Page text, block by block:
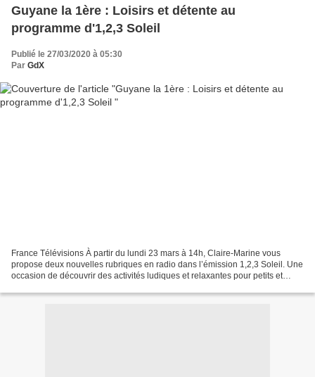
Guyane la 1ère : Loisirs et détente au
programme d'1,2,3 Soleil
Publié le 27/03/2020 à 05:30
Par GdX
France Télévisions À partir du lundi 23 mars à 14h, Claire-Marine vous
propose deux nouvelles rubriques en radio dans l’émission 1,2,3 Soleil. Une
occasion de découvrir des activités ludiques et relaxantes pour petits et